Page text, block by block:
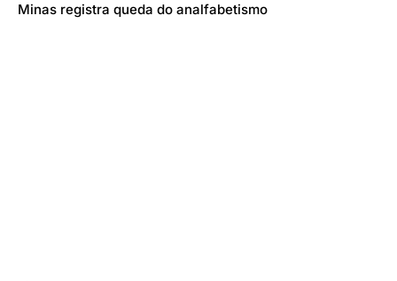
Minas registra queda do analfabetismo